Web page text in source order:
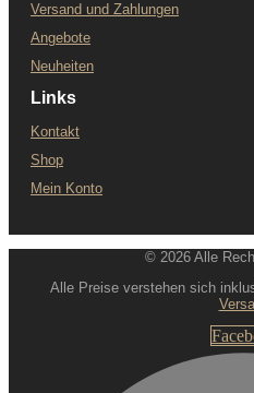
Versand und Zahlungen
Angebote
Neuheiten
Links
Kontakt
Shop
Mein Konto
© 2026 Alle
Alle Preise verstehen sich